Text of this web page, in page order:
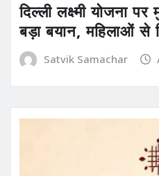
दिल्ली लक्ष्मी योजना
बड़ा बयान, महिलाओं से
Satvik Samachar